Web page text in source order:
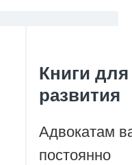
Книги для
развития
Адвокатам
постоянно